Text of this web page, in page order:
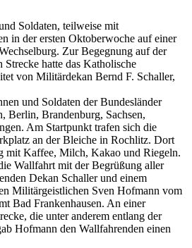
Soldaten, teilweise mit
in der ersten Oktoberwoche auf einer
Zur Begegnung auf der
hatte das Katholische
von Militärdekan Bernd F. Schaller,
und Soldaten der Bundesländer
Berlin, Brandenburg, Sachsen,
Am Startpunkt trafen sich die
an der Bleiche in Rochlitz. Dort
mit Kaffee, Milch, Kakao und Riegeln.
Wallfahrt mit der Begrüßung aller
Dekan Schaller und einem
Militärgeistlichen Sven Hofmann vom
Bad Frankenhausen. An einer
die unter anderem entlang der
Hofmann den Wallfahrenden einen